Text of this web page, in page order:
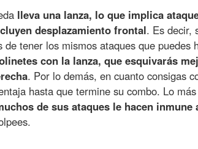
lleva una lanza, lo que implica
desplazamiento frontal. Es decir,
tener los mismos ataques que puedes
con la lanza, que esquivarás
. Por lo demás, en cuanto consigas
hasta que termine su combo. Lo más
de sus ataques le hacen inmune